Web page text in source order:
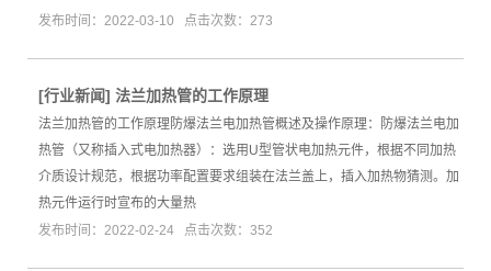
发布时间：2022-03-10 点击次数：273
[行业新闻] 法兰加热管的工作原理
法兰加热管的工作原理防爆法兰电加热管概述及操作原理：防爆法兰电加
热管（又称插入式电加热器）：选用U型管状电加热元件，根据不同加热
介质设计规范，根据功率配置要求组装在法兰盖上，插入加热物猜测。加
热元件运行时宣布的大量热
发布时间：2022-02-24 点击次数：352